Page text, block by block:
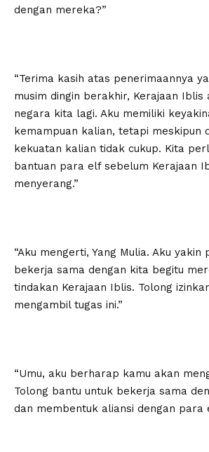
dengan mereka?”
“Terima kasih atas penerimaannya
musim dingin berakhir, Kerajaan Iblis
negara kita lagi. Aku memiliki
kemampuan kalian, tetapi meskipun
kekuatan kalian tidak cukup. Kita
bantuan para elf sebelum Kerajaan
menyerang.”
“Aku mengerti, Yang Mulia. Aku
bekerja sama dengan kita begitu
tindakan Kerajaan Iblis. Tolong
mengambil tugas ini.”
“Umu, aku berharap kamu akan
Tolong bantu untuk bekerja sama
dan membentuk aliansi dengan para